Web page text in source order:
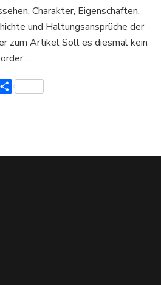
Charakter, Eigenschaften,
und Haltungsansprüche der
zum Artikel Soll es diesmal kein
…
WhatsApp
Teilen